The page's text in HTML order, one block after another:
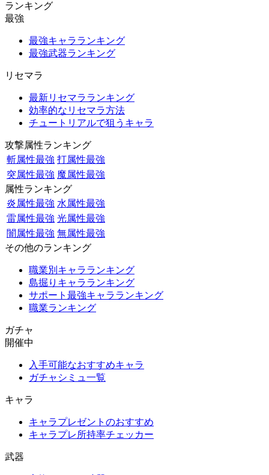
ランキング
最強
最強キャラランキング
最強武器ランキング
リセマラ
最新リセマラランキング
効率的なリセマラ方法
チュートリアルで狙うキャラ
攻撃属性ランキング
斬属性最強 打属性最強
突属性最強 魔属性最強
属性ランキング
炎属性最強 水属性最強
雷属性最強 光属性最強
闇属性最強 無属性最強
その他のランキング
職業別キャラランキング
島掘りキャラランキング
サポート最強キャラランキング
職業ランキング
ガチャ
開催中
入手可能なおすすめキャラ
ガチャシミュ一覧
キャラ
キャラプレゼントのおすすめ
キャラプレ所持率チェッカー
武器